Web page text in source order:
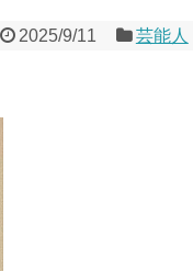
2025/9/11 芸能人